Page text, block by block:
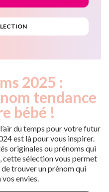
2025 :
tendance
bébé !
du temps pour votre futur
est là pour vous inspirer.
originales ou prénoms qui
cette sélection vous permet
trouver un prénom qui
envies.